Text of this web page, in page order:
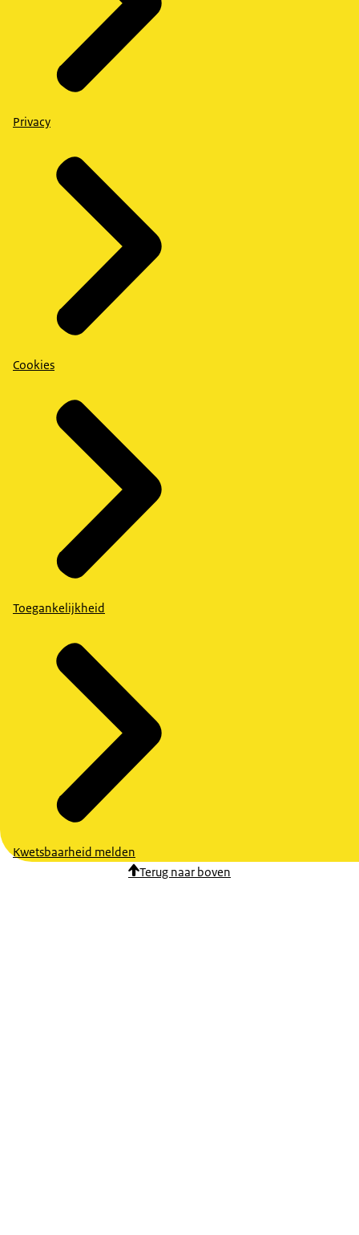
Privacy
Cookies
Toegankelijkheid
Kwetsbaarheid melden
Terug naar boven